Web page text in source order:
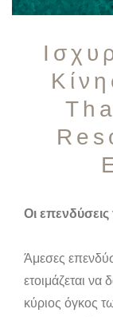
Οι επενδύσεις
Άμεσες
ετοιμάζεται
κύριος όγκος